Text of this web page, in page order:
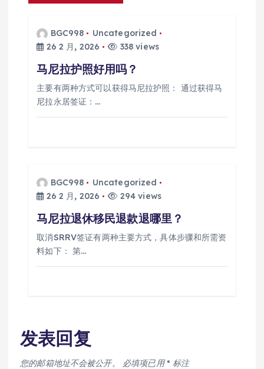
BGC998
Uncategorized
26 2 月, 2026
338 views
马尼拉护照好用吗？
主要有两种方式可以获得马尼拉护照： 通过获得马
尼拉永居签证：…
BGC998
Uncategorized
26 2 月, 2026
294 views
马尼拉退休移民退款退哪里？
取消SRRV签证有两种主要方式，具体步骤和所需资
料如下： 第…
发表回复
您的邮箱地址不会被公开。 必填项已用* 标注